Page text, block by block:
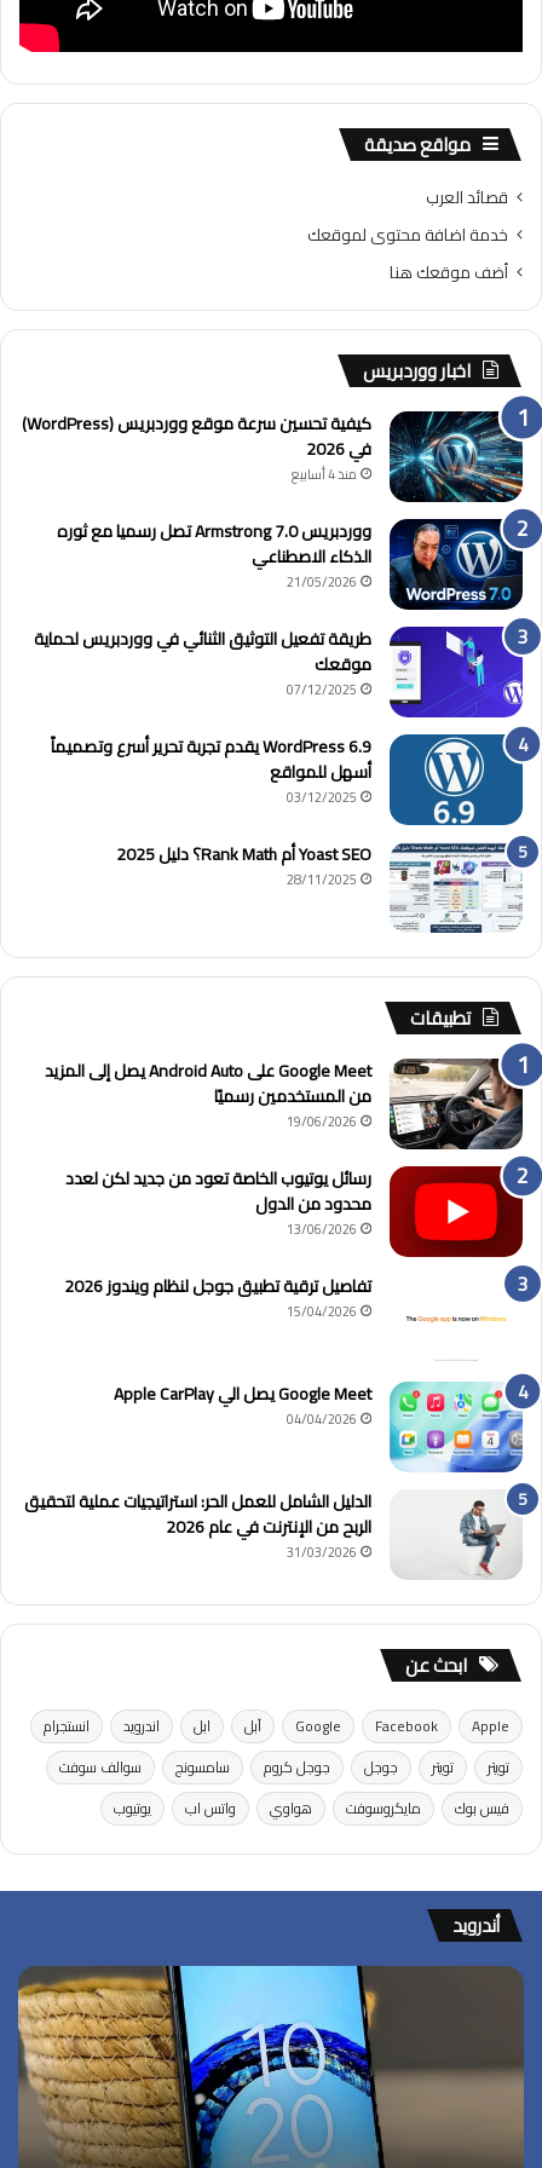
مواقع صديقة
قصائد العرب
خدمة اضافة محتوى لموقعك
أضف موقعك هنا
اخبار ووردبريس
كيفية تحسين سرعة موقع ووردبريس (WordPress)
في 2026
منذ 4 أسابيع
ووردبريس 7.0 Armstrong تصل رسميا مع ثوره
الذكاء الاصطناعي
21/05/2026
طريقة تفعيل التوثيق الثنائي في ووردبريس لحماية
موقعك
07/12/2025
WordPress 6.9 يقدم تجربة تحرير أسرع وتصميماً
أسهل للمواقع
03/12/2025
Yoast SEO أم Rank Math؟ دليل 2025
28/11/2025
تطبيقات
Google Meet على Android Auto يصل إلى المزيد
من المستخدمين رسميًا
19/06/2026
رسائل يوتيوب الخاصة تعود من جديد لكن لعدد
محدود من الدول
13/06/2026
تفاصيل ترقية تطبيق جوجل لنظام ويندوز 2026
15/04/2026
Google Meet يصل الي Apple CarPlay
04/04/2026
الدليل الشامل للعمل الحر: استراتيجيات عملية لتحقيق
الربح من الإنترنت في عام 2026
31/03/2026
ابحث عن
Apple
Facebook
Google آبل ابل اندرويد
انستجرام
تويتر
تويتر جوجل جوجل كروم سامسونج
سوالف سوفت
فيس بوك
مايكروسوفت هواوي واتس اب يوتيوب
أندرويد
كيف
أندرويد
لا